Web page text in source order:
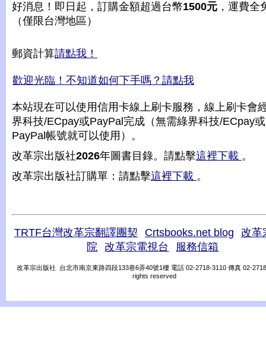
好消息！即日起，訂購金額超過台幣1500元 ，運費全
（僅限台灣地區）
郵資計算請點我！
歡迎光臨！不知道如何下手嗎？請點我
本站現在可以使用信用卡線上刷卡服務，線上刷卡會
界科技/ECpay或PayPal完成（無需綠界科技/ECpay或
PayPal帳號就可以使用）。
改革宗出版社2026年圖書目錄。請點擊這裡下載 。
改革宗出版社訂購單：請點擊這裡下載 。
TRTF台灣改革宗翻譯團契 Crtsbooks.net blog
改革
院
改革宗電視台 服務信箱
改革宗出版社 台北市南京東路四段133巷6弄40號1樓 電話 02-2718-3110 傳真 02-
rights reserved